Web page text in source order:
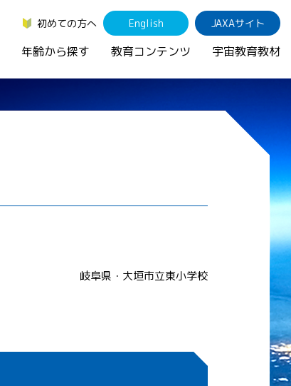
初めての方へ English JAXAサイト
年齢から探す 教育コンテンツ 宇宙教育教材
岐阜県・大垣市立東小学校